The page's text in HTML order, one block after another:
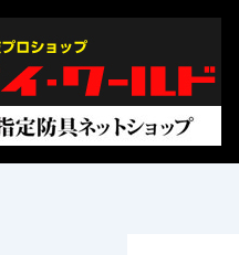
Post